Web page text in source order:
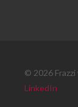
© 2026
LinkedIn